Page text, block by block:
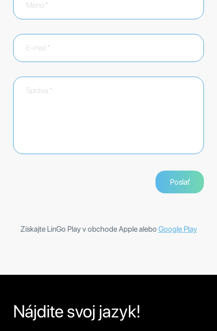
Získajte LinGo Play v obchode Apple alebo Google Play
Nájdite svoj jazyk!